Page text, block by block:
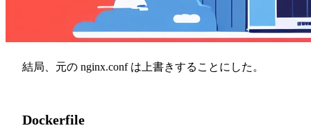
結局、元の nginx.conf は上書きすることにした。
Dockerfile